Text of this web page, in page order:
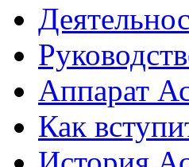
Аппарат
Как